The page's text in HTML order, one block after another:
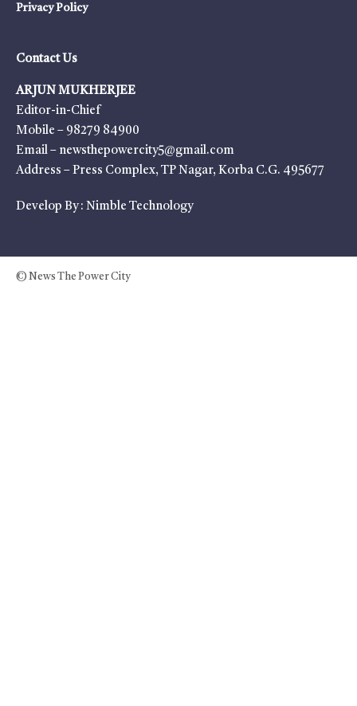
Privacy Policy
Contact Us
ARJUN MUKHERJEE
Editor-in-Chief
Mobile – 98279 84900
Email – newsthepowercity5@gmail.com
Address – Press Complex, TP Nagar, Korba C.G. 495677
Develop By : Nimble Technology
© News The Power City